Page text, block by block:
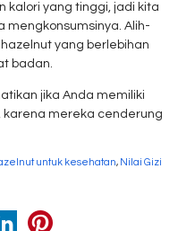
kalori yang tinggi, jadi kita
Alih-
yang berlebihan
badan.
jika Anda memiliki
mereka cenderung
untuk kesehatan, Nilai Gizi